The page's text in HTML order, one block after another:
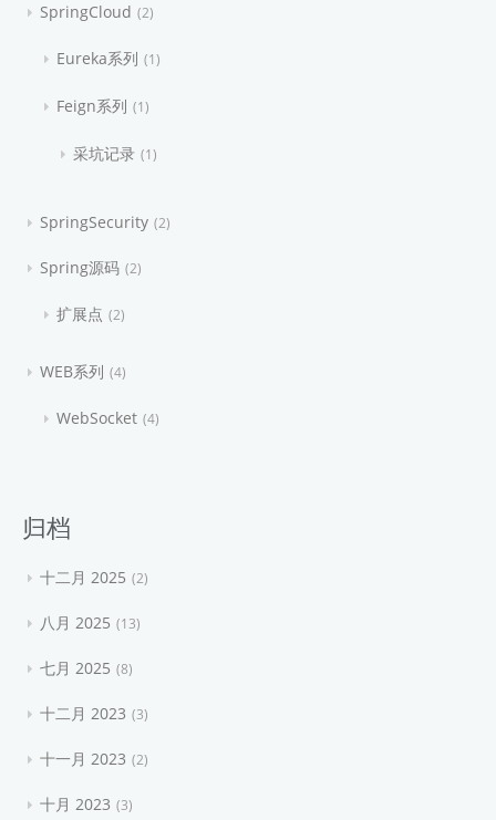
SpringCloud 2
Eureka系列 1
Feign系列 1
采坑记录 1
SpringSecurity 2
Spring源码 2
扩展点 2
WEB系列 4
WebSocket 4
归档
十二月 2025 2
八月 2025 13
七月 2025 8
十二月 2023 3
十一月 2023 2
十月 2023 3